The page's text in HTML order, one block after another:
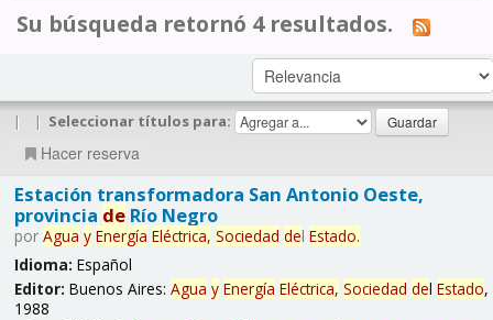
Su búsqueda retornó 4 resultados.
| | Seleccionar títulos para:
Hacer reserva
Estación transformadora San Antonio Oeste,
provincia deRío Negro
por Agua y Energía Eléctrica, Sociedad del Estado.
Idioma: Español
Editor: Buenos Aires: Agua y Energía Eléctrica, Sociedad del Estado,
1988